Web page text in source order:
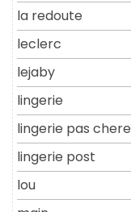
la redoute
leclerc
lejaby
lingerie
lingerie pas chere
lingerie post
lou